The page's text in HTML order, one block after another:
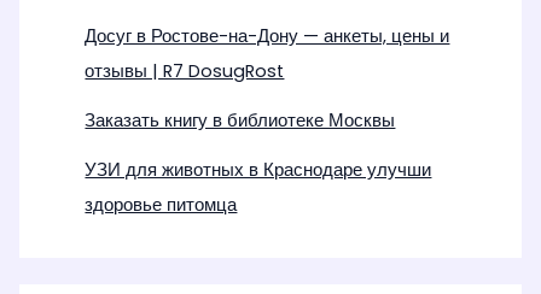
Досуг в Ростове-на-Дону — анкеты, цены и
отзывы | R7 DosugRost
Заказать книгу в библиотеке Москвы
УЗИ для животных в Краснодаре улучши
здоровье питомца